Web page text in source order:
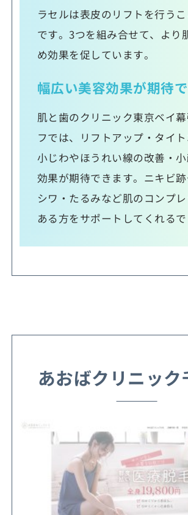
ラセルは表皮のリフトを行う
です。3つを組み合せて、より
め効果を促しています。
幅広い美容効果が期待
肌と歯のクリニック東京ベイ
フでは、リフトアップ・タイト
小じわやほうれい線の改善・
効果が期待できます。ニキビ
シワ・たるみなど肌のコンプ
ある方をサポートしてくれるで
あおばクリニック